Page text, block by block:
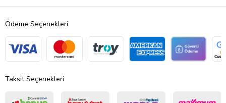
Ödeme Seçenekleri
Taksit Seçenekleri